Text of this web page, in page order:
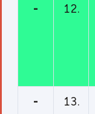
- 12.
- 13.